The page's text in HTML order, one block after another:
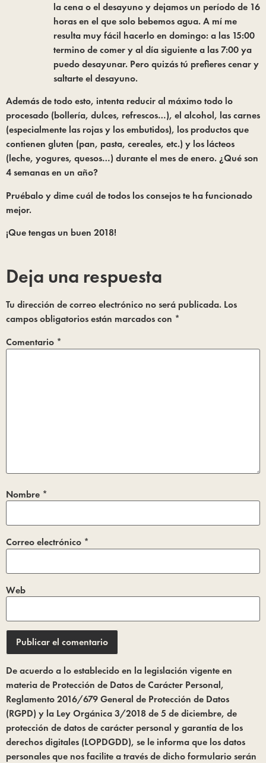
la cena o el desayuno y dejamos un período de 16
horas en el que solo bebemos agua. A mí me
resulta muy fácil hacerlo en domingo: a las 15:00
termino de comer y al día siguiente a las 7:00 ya
puedo desayunar. Pero quizás tú prefieres cenar y
saltarte el desayuno.
Además de todo esto, intenta reducir al máximo todo lo
procesado (bollería, dulces, refrescos…), el alcohol, las carnes
(especialmente las rojas y los embutidos), los productos que
contienen gluten (pan, pasta, cereales, etc.) y los lácteos
(leche, yogures, quesos…) durante el mes de enero. ¿Qué son
4 semanas en un año?
Pruébalo y dime cuál de todos los consejos te ha funcionado
mejor.
¡Que tengas un buen 2018!
Deja una respuesta
Tu dirección de correo electrónico no será publicada. Los
campos obligatorios están marcados con *
Comentario *
Nombre *
Correo electrónico *
Web
De acuerdo a lo establecido en la legislación vigente en
materia de Protección de Datos de Carácter Personal,
Reglamento 2016/679 General de Protección de Datos
(RGPD) y la Ley Orgánica 3/2018 de 5 de diciembre, de
protección de datos de carácter personal y garantía de los
derechos digitales (LOPDGDD), se le informa que los datos
personales que nos facilite a través de dicho formulario serán